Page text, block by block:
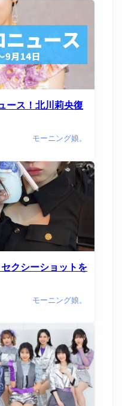
ース！北川莉央復
モーニング娘。
クシーショットを
モーニング娘。